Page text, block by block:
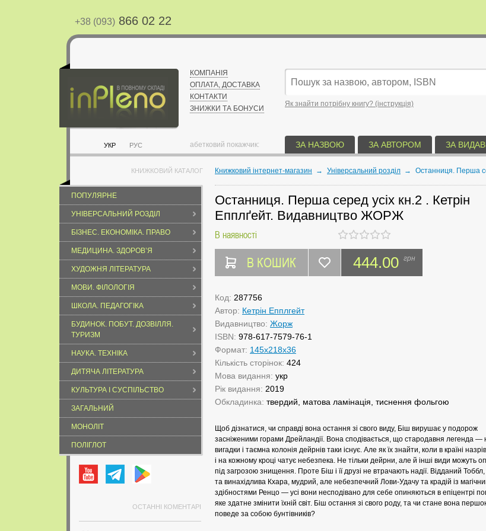
+38 (093) 866 02 22
УКР РУС
КОМПАНІЯ
ОПЛАТА, ДОСТАВКА
КОНТАКТИ
ЗНИЖКИ ТА БОНУСИ
Як знайти потрібну книгу? (інструкція)
абетковий покажчик: ЗА НАЗВОЮ ЗА АВТОРОМ ЗА
КНИЖКОВИЙ КАТАЛОГ
ПОПУЛЯРНЕ
УНІВЕРСАЛЬНИЙ РОЗДІЛ
БІЗНЕС. ЕКОНОМІКА. ПРАВО
МЕДИЦИНА. ЗДОРОВ’Я
ХУДОЖНЯ ЛІТЕРАТУРА
МОВИ. ФІЛОЛОГІЯ
ШКОЛА. ПЕДАГОГІКА
БУДИНОК. ПОБУТ. ДОЗВІЛЛЯ.
ТУРИЗМ
НАУКА. ТЕХНІКА
ДИТЯЧА ЛІТЕРАТУРА
КУЛЬТУРА І СУСПІЛЬСТВО
ЗАГАЛЬНИЙ
МОНОЛІТ
ПОЛІГЛОТ
ОСТАННІ КОМЕНТАРІ
Книжковий інтернет-магазин → Універсальний розділ → Останниця. Перша
Останниця. Перша серед усіх кн.2 . Кетрін
Епплґейт. Видавництво ЖОРЖ
В наявності
В КОШИК 444.00 грн
Код: 287756
Автор: Кетрін Епплгейт
Видавництво: Жорж
ISBN: 978-617-7579-76-1
Формат: 145х218х36
Кількість сторінок: 424
Мова видання: укр
Рік видання: 2019
Обкладинка: твердий, матова ламінація, тиснення фольгою
Щоб дізнатися, чи справді вона остання зі свого виду, Біш вирушає у подорож
засніженими горами Дрейландії. Вона сподівається, що стародавня легенда —
вигадки і таємна колонія дейрнів таки існує. Але як їх знайти, коли в країні
і на кожному кроці чатує небезпека. Не тільки дейрни, але й інші види можуть
під загрозою знищення. Проте Біш і її друзі не втрачають надії. Відданий
та винахідлива Кхара, мудрий, але небезпечний Лови-Удачу та крадій із
здібностями Ренцо — усі вони несподівано для себе опиняються в епіцентрі
яке здатне змінити їхній світ. Біш остання зі свого роду, та чи стане вона
поведе за собою бунтівників?